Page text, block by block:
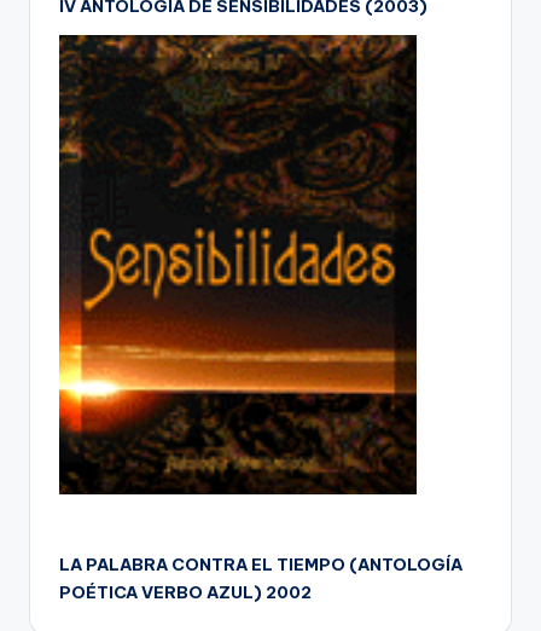
IV ANTOLOGÍA DE SENSIBILIDADES (2003)
LA PALABRA CONTRA EL TIEMPO (ANTOLOGÍA
POÉTICA VERBO AZUL) 2002